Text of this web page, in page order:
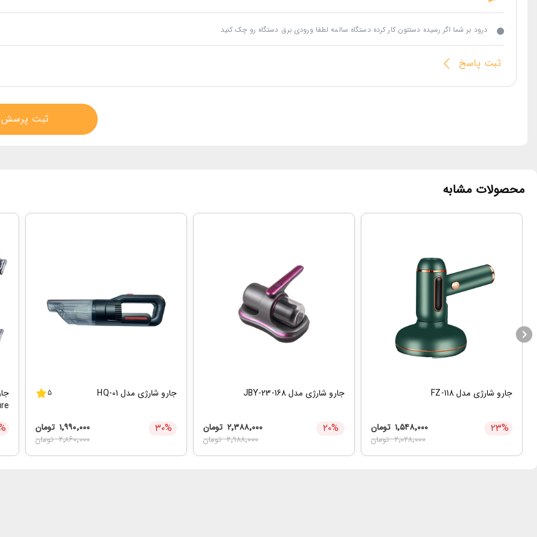
درود بر شما اگر رسیده دستتون کار کرده دستگاه سالمه لطفا ورودی برق دستگاه رو چک کنید
ثبت پاسخ
ثبت پرسش
محصولات مشابه
جارو شارژی مدل FZ-118
۲۳% ۱٬۵۴۸٬۰۰۰ تومان
۲٬۰۲۸٬۰۰۰تومان
جارو شارژی مدل JBY-23-168
۲۰% ۲٬۳۸۸٬۰۰۰ تومان
۲٬۹۸۸٬۰۰۰تومان
جارو شارژی مدل HQ-01 5
۳۰% ۱٬۹۹۰٬۰۰۰ تومان
۲٬۸۶۰٬۰۰۰تومان